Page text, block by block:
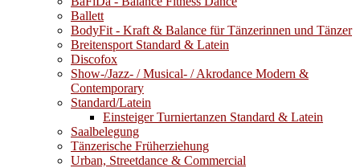
Ballett
BodyFit - Kraft & Balance für Tänzerinnen und Tänzer
Breitensport Standard & Latein
Discofox
Show-/Jazz- / Musical- / Akrodance Modern &
Contemporary
Standard/Latein
Einsteiger Turniertanzen Standard & Latein
Saalbelegung
Tänzerische Früherziehung
Urban, Streetdance & Commercial